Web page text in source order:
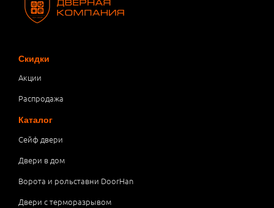
Скидки
Акции
Распродажа
Каталог
Сейф двери
Двери в дом
Ворота и рольставни DoorHan
Двери с терморазрывом